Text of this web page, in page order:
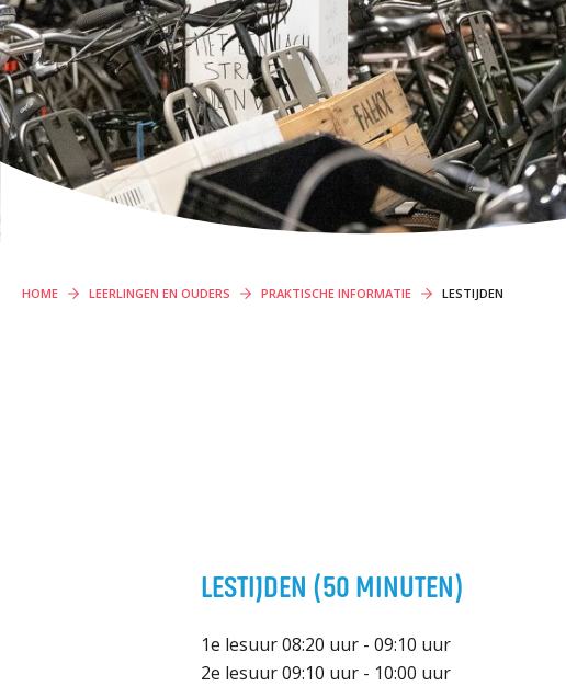
PROFIELEN VMBO
ONDERWIJS OP VMBO-TL, HAVO, VWO EN
TWEETALIG VWO
ORGANISATIE
Locaties
Missie en visie
Organisatie
Klachten en integriteit
GROEP 8
Schoolgids
HOME LEERLINGEN EN OUDERS PRAKTISCHE INFORMATIE LESTIJDEN
LESTIJDEN (50 MINUTEN)
1e lesuur 08:20 uur - 09:10 uur
2e lesuur 09:10 uur - 10:00 uur